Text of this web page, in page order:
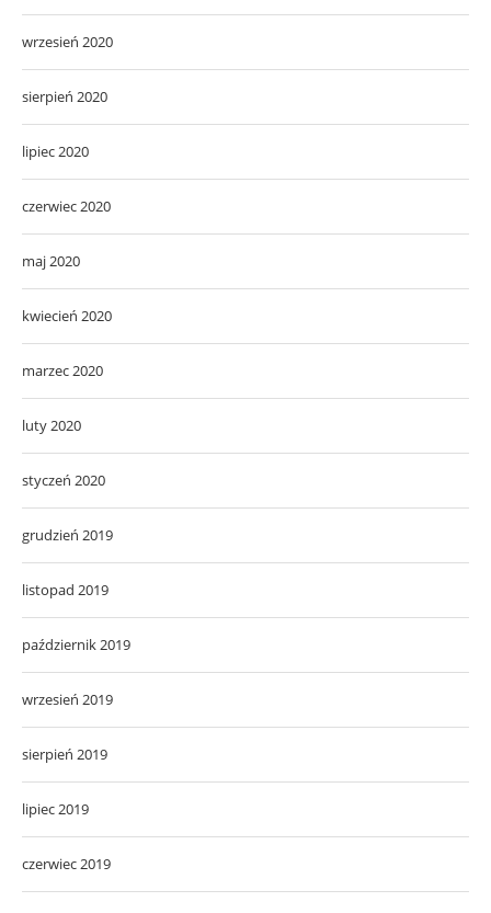
wrzesień 2020
sierpień 2020
lipiec 2020
czerwiec 2020
maj 2020
kwiecień 2020
marzec 2020
luty 2020
styczeń 2020
grudzień 2019
listopad 2019
październik 2019
wrzesień 2019
sierpień 2019
lipiec 2019
czerwiec 2019